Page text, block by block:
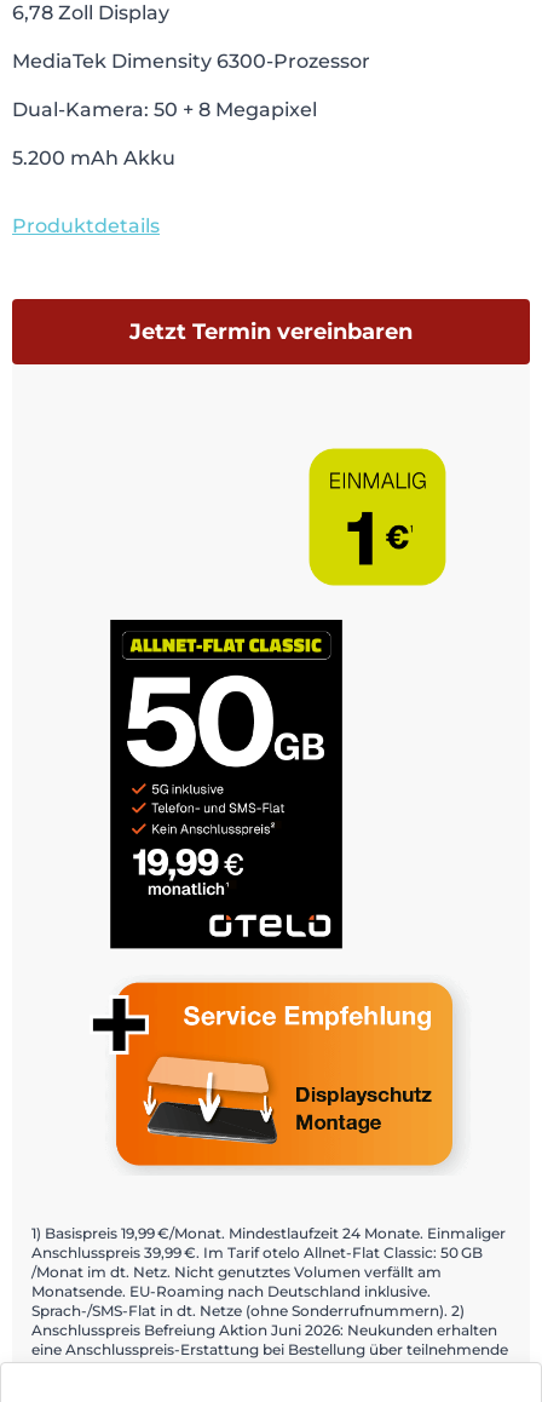
6,78 Zoll Display
MediaTek Dimensity 6300-Prozessor
Dual-Kamera: 50 + 8 Megapixel
5.200 mAh Akku
Produktdetails
Jetzt Termin vereinbaren
1) Basispreis 19,99 €/Monat. Mindestlaufzeit 24 Monate. Einmaliger
Anschlusspreis 39,99 €. Im Tarif otelo Allnet-Flat Classic: 50 GB
/Monat im dt. Netz. Nicht genutztes Volumen verfällt am
Monatsende. EU-Roaming nach Deutschland inklusive.
Sprach-/SMS-Flat in dt. Netze (ohne Sonderrufnummern). 2)
Anschlusspreis Befreiung Aktion Juni 2026: Neukunden erhalten
eine Anschlusspreis-Erstattung bei Bestellung über teilnehmende
Fachhändler und Aktivierung über die Mein otelo App. Details: